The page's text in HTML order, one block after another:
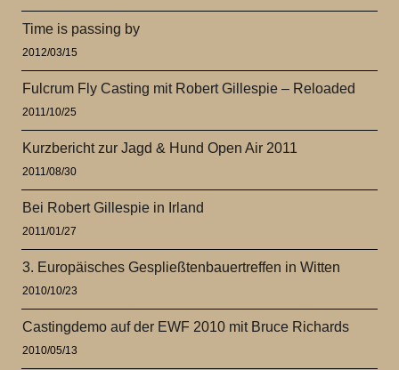
Time is passing by
2012/03/15
Fulcrum Fly Casting mit Robert Gillespie – Reloaded
2011/10/25
Kurzbericht zur Jagd & Hund Open Air 2011
2011/08/30
Bei Robert Gillespie in Irland
2011/01/27
3. Europäisches Gespließtenbauertreffen in Witten
2010/10/23
Castingdemo auf der EWF 2010 mit Bruce Richards
2010/05/13